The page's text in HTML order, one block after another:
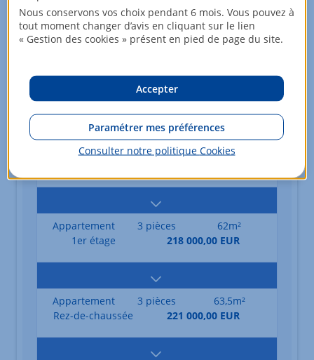
2ème étage
140 000,00 EUR
Appartement 2 pièces
37,5m²
147 000,00 EUR
Appartement 3 pièces
62m²
Appartement 3 pièces
62m²
1er étage
218 000,00 EUR
Appartement 3 pièces
63,5m²
Rez-de-chaussée
221 000,00 EUR
Nous conservons vos choix pendant 6 mois. Vous pouvez à
tout moment changer d’avis en cliquant sur le lien
« Gestion des cookies » présent en pied de page du site.
Accepter
Paramétrer mes préférences
Consulter notre politique Cookies